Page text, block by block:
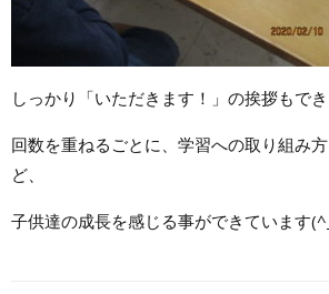
しっかり「いただきます！」の挨拶も
回数を重ねるごとに、学習への取り組み
ど、
子供達の成長を感じる事ができています